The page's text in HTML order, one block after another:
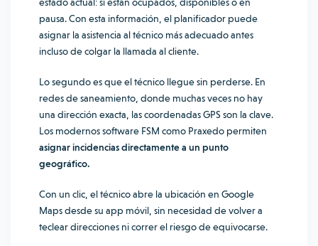
pausa. Con esta información, el planificador puede
asignar la asistencia al técnico más adecuado antes
incluso de colgar la llamada al cliente.
Lo segundo es que el técnico llegue sin perderse. En
redes de saneamiento, donde muchas veces no hay
una dirección exacta, las coordenadas GPS son la clave.
Los modernos software FSM como Praxedo permiten
asignar incidencias directamente a un punto
geográfico.
Con un clic, el técnico abre la ubicación en Google
Maps desde su app móvil, sin necesidad de volver a
teclear direcciones ni correr el riesgo de equivocarse.